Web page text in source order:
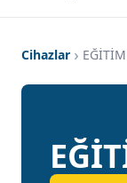
Cihazlar